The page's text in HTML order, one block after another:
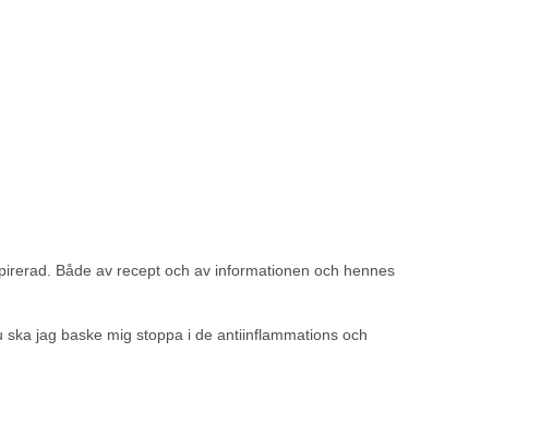
Både av recept och av informationen och hennes
jag baske mig stoppa i de antiinflammations och